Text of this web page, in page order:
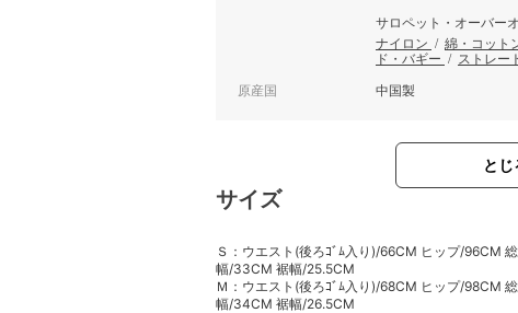
サロペット・オーバー
ナイロン / 綿・コット
ド・バギー / ストレー
原産国 中国製
とじ
サイズ
Ｓ：ウエスト(後ろｺﾞﾑ入り)/66CM ヒップ/96CM
幅/33CM 裾幅/25.5CM
Ｍ：ウエスト(後ろｺﾞﾑ入り)/68CM ヒップ/98CM
幅/34CM 裾幅/26.5CM